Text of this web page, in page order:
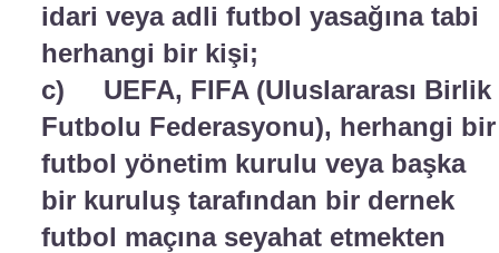
idari veya adli futbol yasağına tabi
herhangi bir kişi;
c) UEFA, FIFA (Uluslararası Birlik
Futbolu Federasyonu), herhangi bir
futbol yönetim kurulu veya başka
bir kuruluş tarafından bir dernek
futbol maçına seyahat etmekten